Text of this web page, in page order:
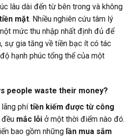
lâu dài đến từ bên trong và không
mặt. Nhiều nghiên cứu tâm lý
mức thu nhập nhất định đủ để
sự gia tăng về tiền bạc ít có tác
hạnh phúc tổng thể của một
people waste their money?
lãng phítiền kiếm được từ công
đều mắc lỗi ở một thời điểm nào đó.
bao gồm những lần mua sắm